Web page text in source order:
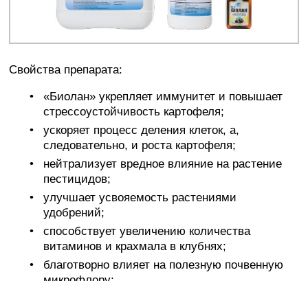
Свойства препарата:
«Биолан» укрепляет иммунитет и повышает
стрессоустойчивость картофеля;
ускоряет процесс деления клеток, а,
следовательно, и роста картофеля;
нейтрализует вредное влияние на растение
пестицидов;
улучшает усвояемость растениями
удобрений;
способствует увеличению количества
витаминов и крахмала в клубнях;
благотворно влияет на полезную почвенную